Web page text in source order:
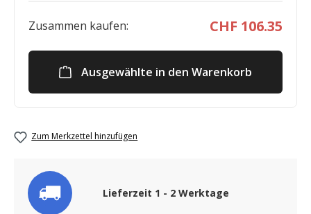
Zusammen kaufen: CHF 106.35
Ausgewählte in den Warenkorb
Zum Merkzettel hinzufügen
Lieferzeit 1 - 2 Werktage